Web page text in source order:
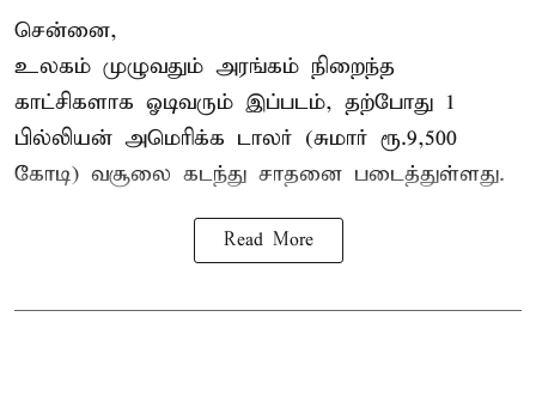
சென்னை,
உலகம் முழுவதும் அரங்கம் நிறைந்த
காட்சிகளாக ஓடிவரும் இப்படம், தற்போது 1
பில்லியன் அமெரிக்க டாலர் (சுமார் ரூ.9,500
கோடி) வசூலை கடந்து சாதனை படைத்துள்ளது.
Read More